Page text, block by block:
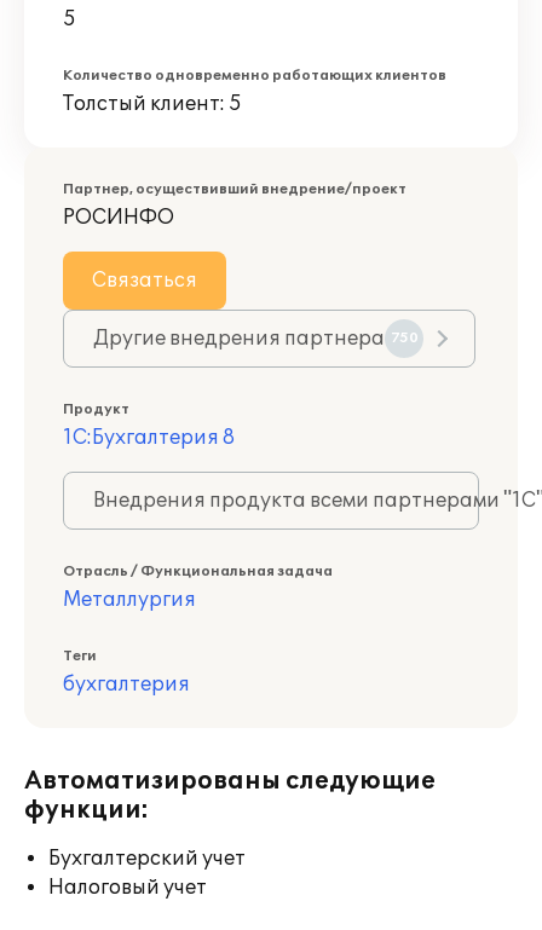
5
Количество одновременно работающих клиентов
Толстый клиент: 5
Партнер, осуществивший внедрение/проект
РОСИНФО
Связаться
Другие внедрения партнера 750
Продукт
1С:Бухгалтерия 8
Внедрения продукта всеми партнерами
Отрасль / Функциональная задача
Металлургия
Теги
бухгалтерия
Автоматизированы следующие
функции:
Бухгалтерский учет
Налоговый учет